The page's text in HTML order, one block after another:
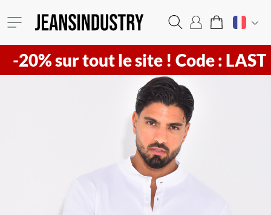
sur tout le site !Code : LAST20 !